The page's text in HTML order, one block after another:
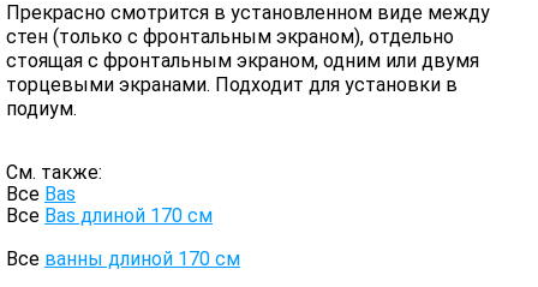
Прекрасно смотрится в установленном виде между
стен (только с фронтальным экраном), отдельно
стоящая с фронтальным экраном, одним или двумя
торцевыми экранами. Подходит для установки в
подиум.
См. также:
Все Bas
Все Bas длиной 170 см
Все ванны длиной 170 см